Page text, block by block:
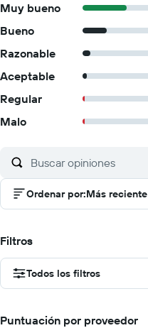
Muy bueno
Bueno
Razonable
Aceptable
Regular
Malo
Ordenar por:Más reciente
Filtros
Todos los filtros
Puntuación por proveedor